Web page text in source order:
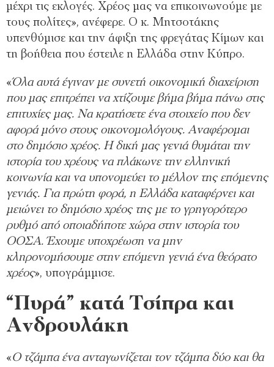
μέχρι τις εκλογές. Χρέος μας να επικοινωνούμε με
τους πολίτες», ανέφερε. Ο κ. Μητσοτάκης
υπενθύμισε και την άφιξη της φρεγάτας Κίμων και
τη βοήθεια που έστειλε η Ελλάδα στην Κύπρο.
«Όλα αυτά έγιναν με συνετή οικονομική διαχείριση
που μας επιτρέπει να χτίζουμε βήμα βήμα πάνω στις
επιτυχίες μας. Να κρατήσετε ένα στοιχείο που δεν
αφορά μόνο στους οικονομολόγους. Αναφέρομαι
στο δημόσιο χρέος. Η δική μας γενιά θυμάται την
ιστορία του χρέους να πλάκωνε την ελληνική
κοινωνία και να υπονομεύει το μέλλον της επόμενης
γενιάς. Για πρώτη φορά, η Ελλάδα καταφέρνει και
μειώνει το δημόσιο χρέος της με το γρηγορότερο
ρυθμό από οποιαδήποτε χώρα στην ιστορία του
ΟΟΣΑ. Έχουμε υποχρέωση να μην
κληρονομήσουμε στην επόμενη γενιά ένα θεόρατο
χρέος», υπογράμμισε.
“Πυρά” κατά Τσίπρα και
Ανδρουλάκη
«Ο τζάμπα ένα ανταγωνίζεται τον τζάμπα δύο και θα